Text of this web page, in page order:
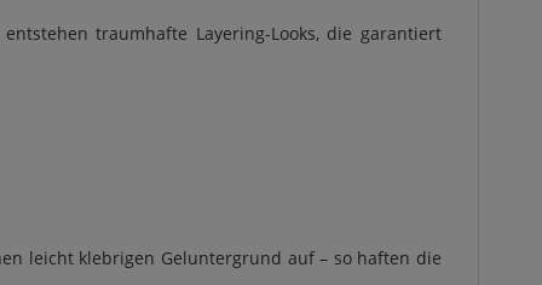
traumhafte Layering-Looks, die garantiert
leicht klebrigen Geluntergrund auf – so haften die